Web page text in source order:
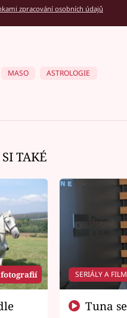
zpracování osobních údajů
MASO
ASTROLOGIE
TAKÉ
fotografií SERIÁLY A